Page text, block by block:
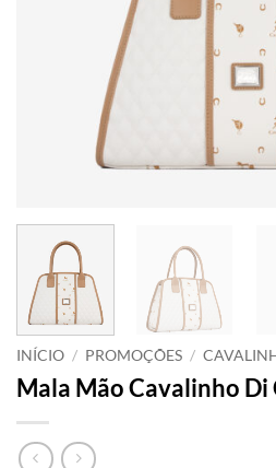
INÍCIO / PROMOÇÕES /
Mala Mão Cavalinho Di